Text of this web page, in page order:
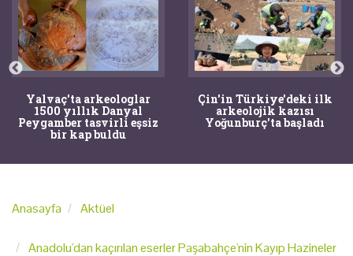
arkeologlar
yıllık Danyal
tasvirli eşsiz
kap buldu
Çin'in Türkiye'deki ilk
arkeolojik kazısı
Yoğunburç'ta başladı
Anasayfa Aktüel
Anadolu'dan kaçırılan eserler Paşabahçe'nin Kayıp Hazineler